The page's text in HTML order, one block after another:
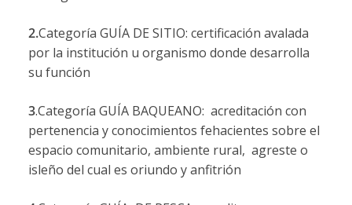
2.Categoría GUÍA DE SITIO: certificación avalada
por la institución u organismo donde desarrolla
su función
3.Categoría GUÍA BAQUEANO: acreditación con
pertenencia y conocimientos fehacientes sobre el
espacio comunitario, ambiente rural, agreste o
isleño del cual es oriundo y anfitrión